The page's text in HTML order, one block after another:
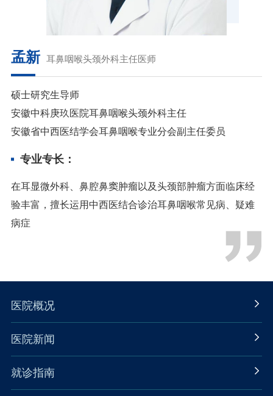
孟新 耳鼻咽喉头颈外科主任医师
硕士研究生导师
安徽中科庚玖医院耳鼻咽喉头颈外科主任
安徽省中西医结学会耳鼻咽喉专业分会副主任委员
专业专长：
在耳显微外科、鼻腔鼻窦肿瘤以及头颈部肿瘤方面临床经
验丰富，擅长运用中西医结合诊治耳鼻咽喉常见病、疑难
病症
医院概况
医院新闻
就诊指南